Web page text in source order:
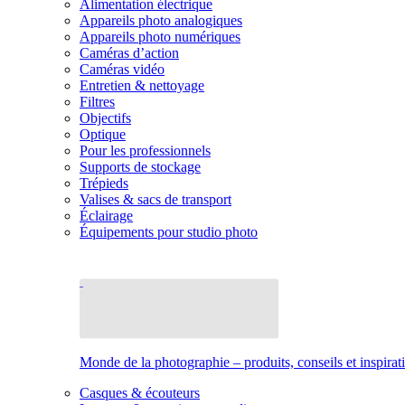
Alimentation électrique
Appareils photo analogiques
Appareils photo numériques
Caméras d’action
Caméras vidéo
Entretien & nettoyage
Filtres
Objectifs
Optique
Pour les professionnels
Supports de stockage
Trépieds
Valises & sacs de transport
Éclairage
Équipements pour studio photo
Monde de la photographie – produits, conseils et
Casques & écouteurs